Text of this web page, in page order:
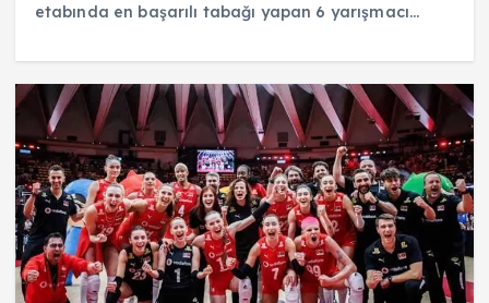
etabında en başarılı tabağı yapan 6 yarışmacı…